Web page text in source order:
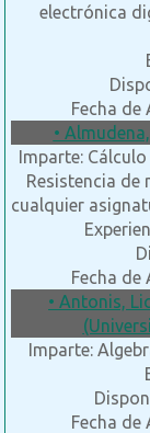
electrónica
Fecha de
•
Imparte:
Resistencia de
cualquier
Fecha de
• Antonis,
Imparte:
Fecha de